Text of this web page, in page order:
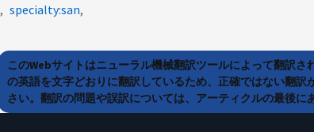
specialty:san
このWebサイトはニューラル機械翻訳ツールによって翻訳
の英語を文字どおりに翻訳しているため、正確ではない翻
さい。翻訳の問題や誤訳については、アーティクルの最後